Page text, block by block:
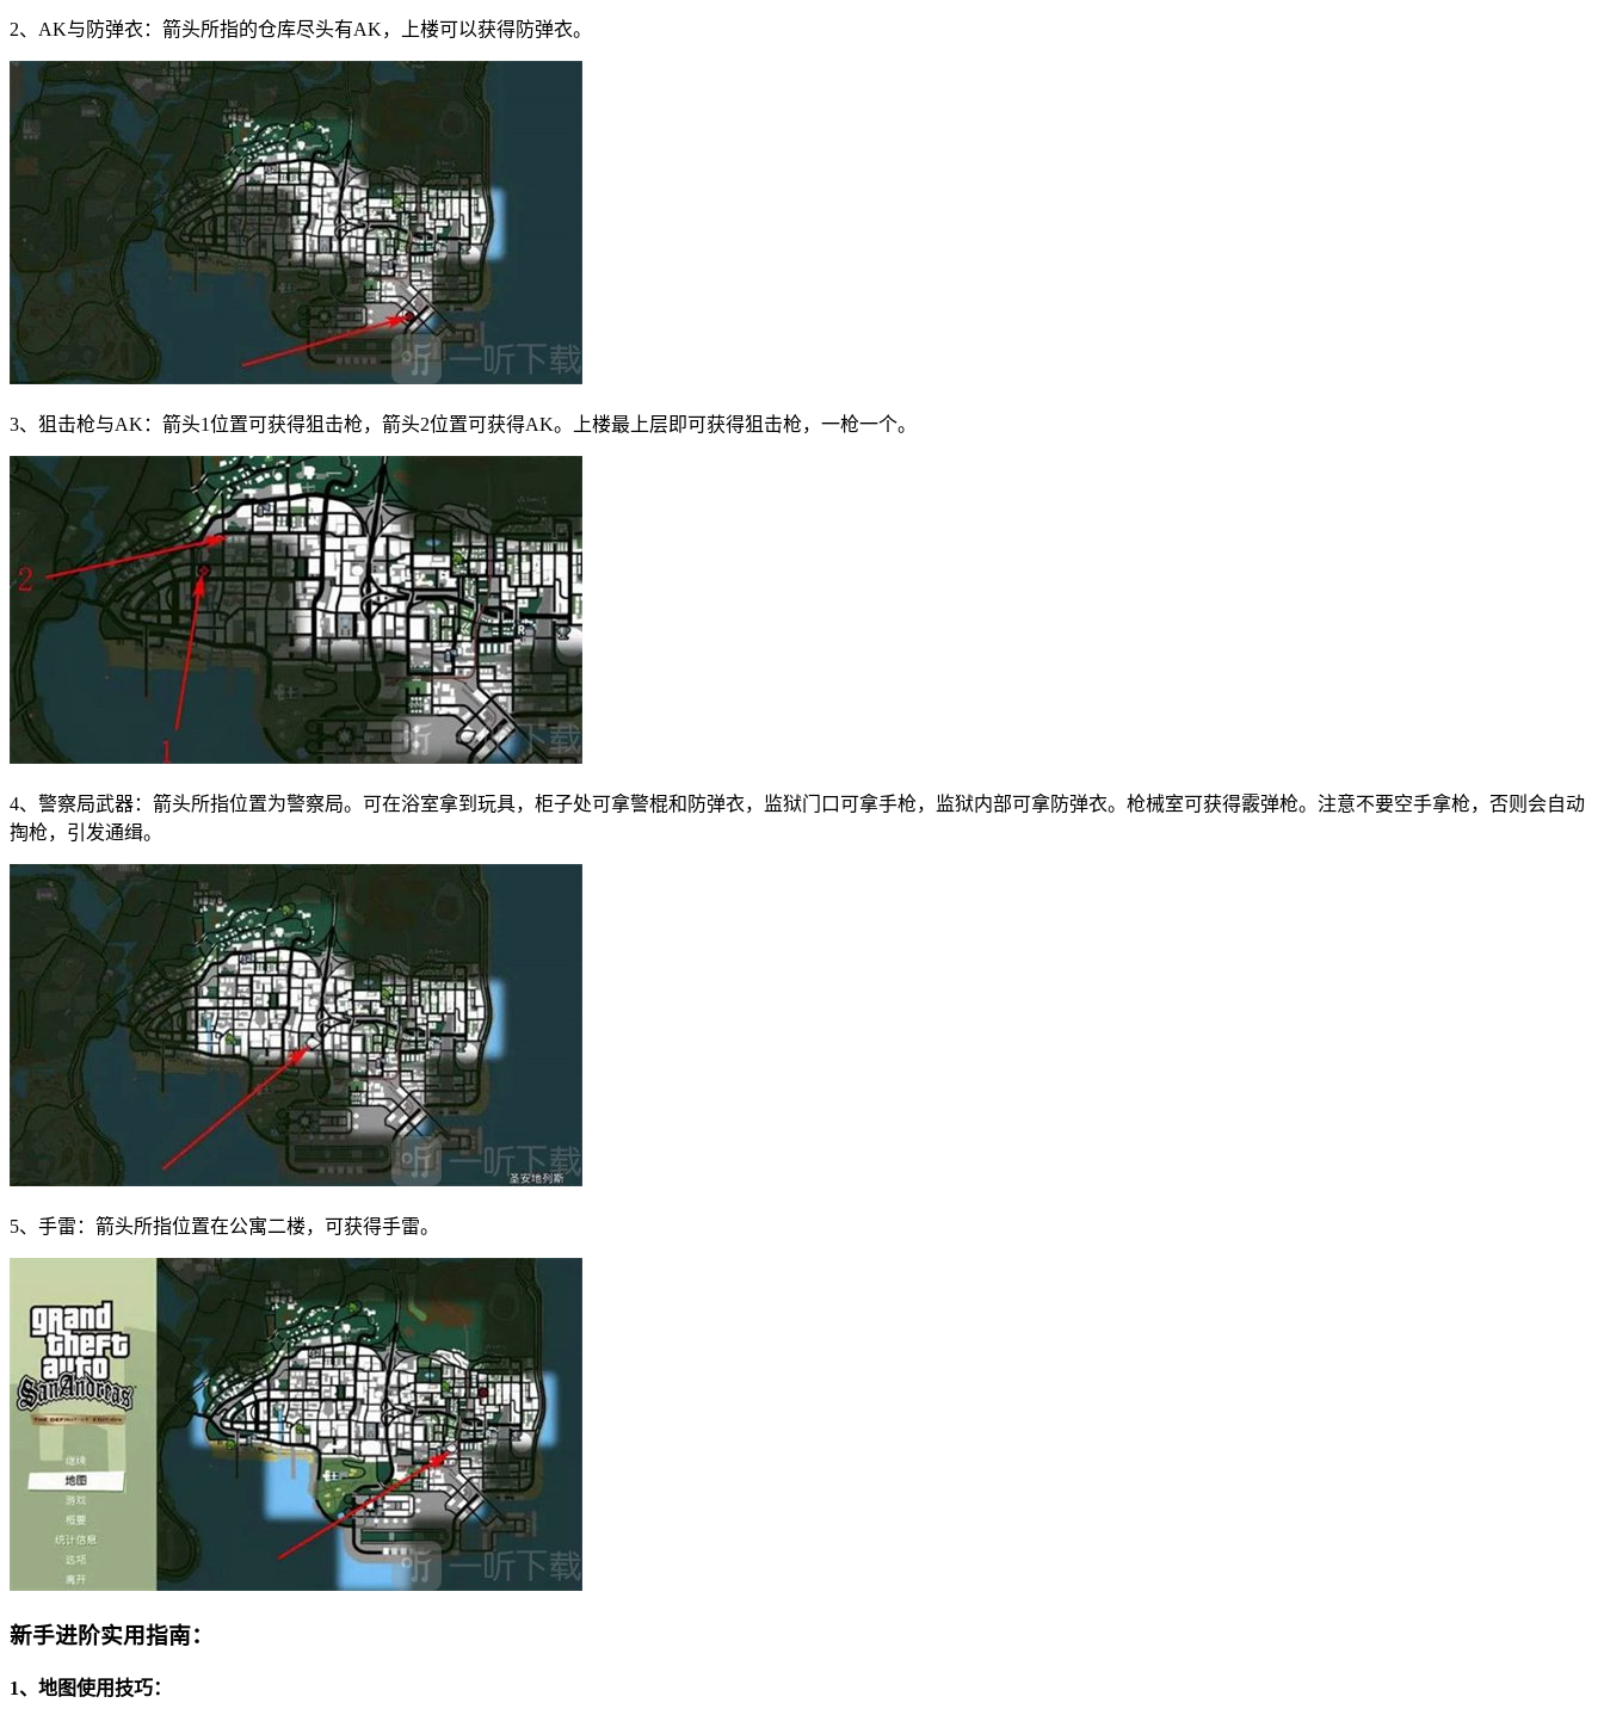
2、AK与防弹衣：箭头所指的仓库尽头有AK，上楼可以获得防弹衣。
3、狙击枪与AK：箭头1位置可获得狙击枪，箭头2位置可获得AK。上楼最上层即可获得狙击枪，一枪一个。
4、警察局武器：箭头所指位置为警察局。可在浴室拿到玩具，柜子处可拿警棍和防弹衣，监狱门口可拿手枪，监狱内部可拿防弹衣。枪械室可获得霰弹枪。注意不要空手拿枪，否则会自动
掏枪，引发通缉。
5、手雷：箭头所指位置在公寓二楼，可获得手雷。
新手进阶实用指南：
1、地图使用技巧：